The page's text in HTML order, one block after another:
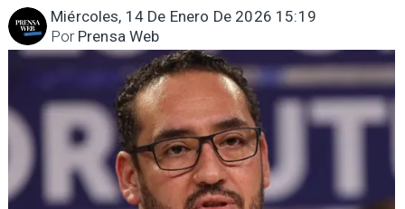
Miércoles, 14 De Enero De 2026 15:19
Prensa Web
Por